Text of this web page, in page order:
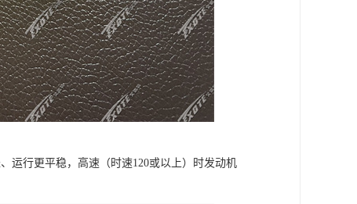
运行更平稳，高速（时速120或以上）时发动机